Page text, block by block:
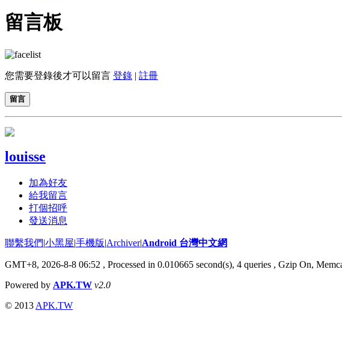
留言板
您需要登錄後才可以留言 登錄 | 註冊
留言
louisse
加為好友
給我留言
打個招呼
發送消息
聯繫我們|小黑屋|手機版|Archiver|Android 台灣中文網
GMT+8, 2026-8-8 06:52 , Processed in 0.010665 second(s), 4 queries , Gzip On,
Powered by APK.TW v2.0
© 2013 APK.TW